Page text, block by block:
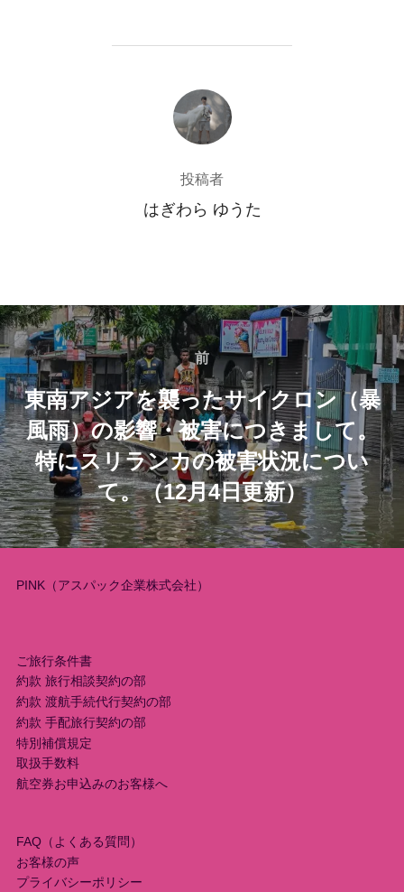
投稿者
投稿者
はぎわら ゆうた
投
稿
ナ
ビ
ゲ
ー
ン
前
前
東南アジアを襲ったサイクロン（暴
風雨）の影響・被害につきまして。
特にスリランカの被害状況につい
て。（12月4日更新）
PINK（アスパック企業株式会社）
ご旅行条件書
約款 旅行相談契約の部
約款 渡航手続代行契約の部
約款 手配旅行契約の部
特別補償規定
取扱手数料
航空券お申込みのお客様へ
FAQ（よくある質問）
お客様の声
プライバシーポリシー